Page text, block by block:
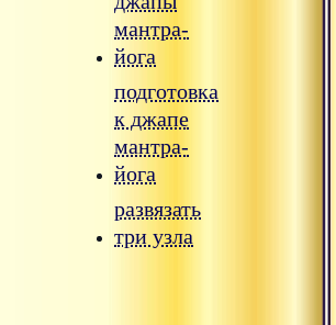
мантра-
йога
подготовка
к джапе
мантра-
йога
развязать
три узла